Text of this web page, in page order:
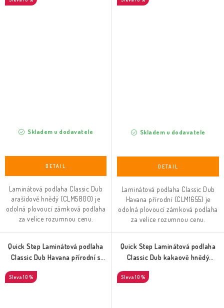
Skladem u dodavatele
Laminátová podlaha Classic Dub
arašídově hnědý (CLM5800) je
odolná plovoucí zámková podlaha
za velice rozumnou cenu.
Skladem u dodavatele
Laminátová podlaha Classic Dub
Havana přírodní (CLM1655) je
odolná plovoucí zámková podlaha
za velice rozumnou cenu.
Quick Step Laminátová podlaha
Classic Dub Havana přírodní s
10 %
Quick Step Laminátová podlaha
Classic Dub kakaově hnědý
10 %